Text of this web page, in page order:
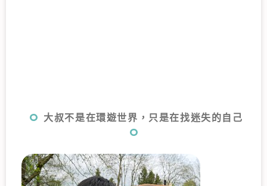
大叔不是在環遊世界，只是在找迷失的自己